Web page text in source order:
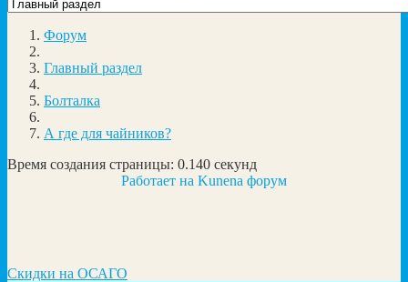
Форум
Главный раздел
Болталка
А где для чайников?
Время создания страницы: 0.140 секунд
Работает на Kunena форум
Скидки на ОСАГО